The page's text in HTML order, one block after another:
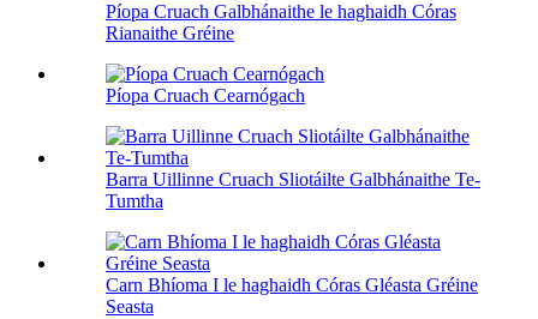
Píopa Cruach Galbhánaithe le haghaidh Córas
Rianaithe Gréine
Píopa Cruach Cearnógach
Barra Uillinne Cruach Sliotáilte Galbhánaithe Te-
Tumtha
Carn Bhíoma I le haghaidh Córas Gléasta Gréine
Seasta